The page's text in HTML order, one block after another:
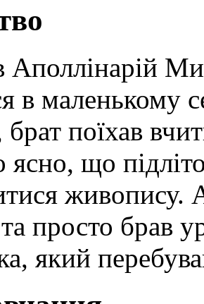
Аполлінарій
в маленькому
брат поїхав
ясно, що
живопису.
просто брав
який